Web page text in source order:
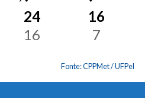
24
16
16
7
Fonte: CPPMet / UFPel